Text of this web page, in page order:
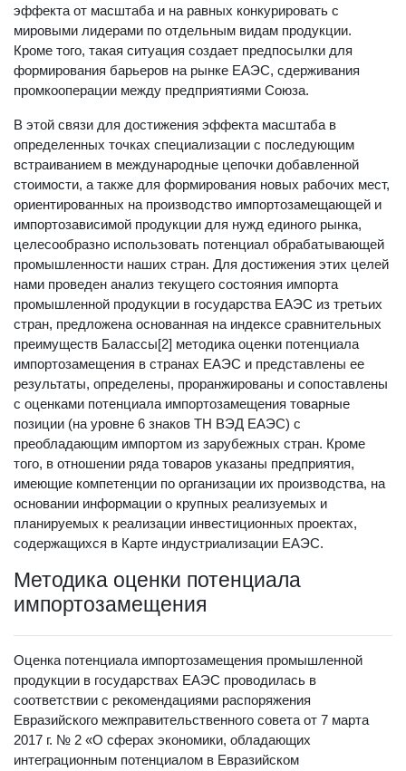
эффекта от масштаба и на равных конкурировать с
мировыми лидерами по отдельным видам продукции.
Кроме того, такая ситуация создает предпосылки для
формирования барьеров на рынке ЕАЭС, сдерживания
промкооперации между предприятиями Союза.
В этой связи для достижения эффекта масштаба в
определенных точках специализации с последующим
встраиванием в международные цепочки добавленной
стоимости, а также для формирования новых рабочих мест,
ориентированных на производство импортозамещающей и
импортозависимой продукции для нужд единого рынка,
целесообразно использовать потенциал обрабатывающей
промышленности наших стран. Для достижения этих целей
нами проведен анализ текущего состояния импорта
промышленной продукции в государства ЕАЭС из третьих
стран, предложена основанная на индексе сравнительных
преимуществ Балассы[2] методика оценки потенциала
импортозамещения в странах ЕАЭС и представлены ее
результаты, определены, проранжированы и сопоставлены
с оценками потенциала импортозамещения товарные
позиции (на уровне 6 знаков ТН ВЭД ЕАЭС) с
преобладающим импортом из зарубежных стран. Кроме
того, в отношении ряда товаров указаны предприятия,
имеющие компетенции по организации их производства, на
основании информации о крупных реализуемых и
планируемых к реализации инвестиционных проектах,
содержащихся в Карте индустриализации ЕАЭС.
Методика оценки потенциала
импортозамещения
Оценка потенциала импортозамещения промышленной
продукции в государствах ЕАЭС проводилась в
соответствии с рекомендациями распоряжения
Евразийского межправительственного совета от 7 марта
2017 г. № 2 «О сферах экономики, обладающих
интеграционным потенциалом в Евразийском